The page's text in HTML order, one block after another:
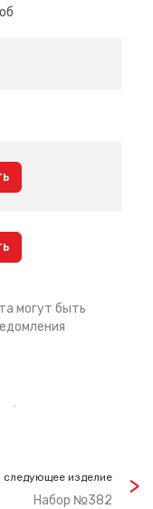
могут быть
следующее изделие
Набор №382